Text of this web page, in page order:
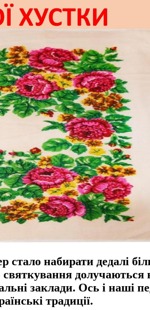
набирати дедалі
заклади. Ось і наші
традиції.